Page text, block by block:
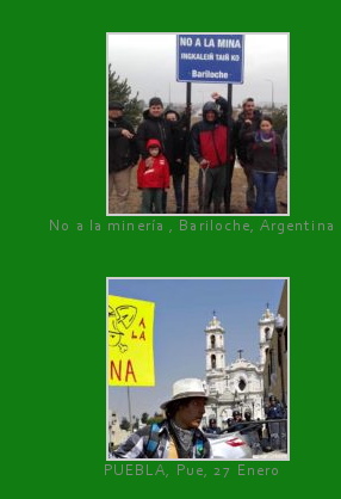
No a la minería , Bariloche, Argentina
PUEBLA, Pue, 27 Enero